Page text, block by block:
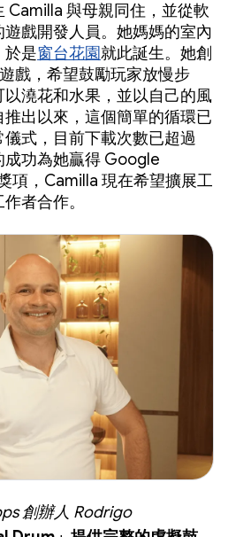
Camilla 與母親同住，並從軟
戲開發人員。她媽媽的室內
於是窗台花園就此誕生。她創
戲，希望鼓勵玩家放慢步
澆花和水果，並以自己的風
出以來，這個簡單的循環已
式，目前下載次數已超過
功為她贏得 Google
項，Camilla 現在希望擴展工
者合作。
創辦人 Rodrigo